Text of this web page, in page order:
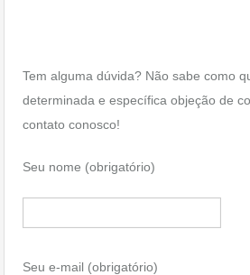
Tem alguma dúvida? Não sabe como
determinada e específica objeção de
contato conosco!
Seu nome (obrigatório)
Seu e-mail (obrigatório)